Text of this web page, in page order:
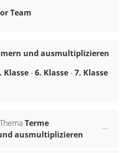
Team
und ausmultiplizieren
Klasse-6. Klasse-7. Klasse
Terme
ausmultiplizieren